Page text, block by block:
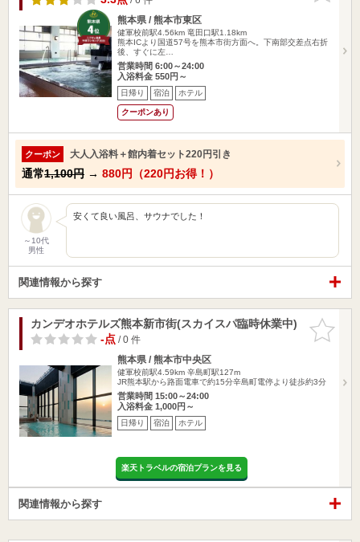
熊本県 / 熊本市東区
健軍校前駅4.56km 竜田口駅1.18km
熊本ICより国道57号を熊本市街方面へ。下南部交差点右折
後、すぐに左…
営業時間 6:00～24:00
入浴料金 550円～
日帰り 宿泊 ホテル
クーポンあり
クーポン 大人入浴料＋館内着セット220円引き
通常1,100円 → 880円（220円お得！）
～10代
男性
安くて良い風呂、サウナでした！
関連情報から探す
お気に入
りに追加
カンデオホテルズ熊本新市街(スカイスパ臨時休業中)
-点/ 0 件
熊本県 / 熊本市中央区
健軍校前駅4.59km 辛島町駅127m
JR熊本駅から路面電車で約15分辛島町電停より徒歩約3分
営業時間 15:00～24:00
入浴料金 1,000円～
日帰り 宿泊 ホテル
楽天トラベルの宿泊プランを見る
関連情報から探す